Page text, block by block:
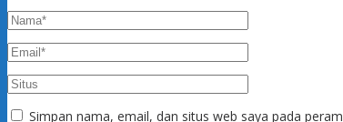
Simpan nama, email, dan situs web saya pada